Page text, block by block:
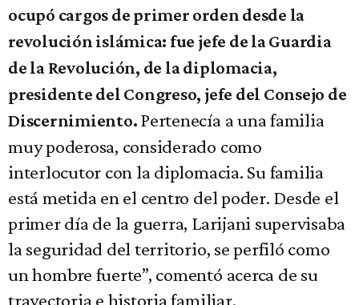
ocupó cargos de primer orden desde la
revolución islámica: fue jefe de la Guardia
de la Revolución, de la diplomacia,
presidente del Congreso, jefe del Consejo de
Discernimiento. Pertenecía a una familia
muy poderosa, considerado como
interlocutor con la diplomacia. Su familia
está metida en el centro del poder. Desde el
primer día de la guerra, Larijani supervisaba
la seguridad del territorio, se perfiló como
un hombre fuerte”, comentó acerca de su
trayectoria e historia familiar.